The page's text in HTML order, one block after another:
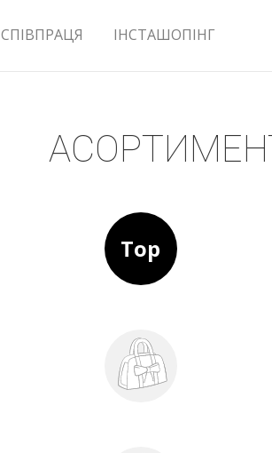
СПІВПРАЦЯ ІНСТАШОПІНГ
Top